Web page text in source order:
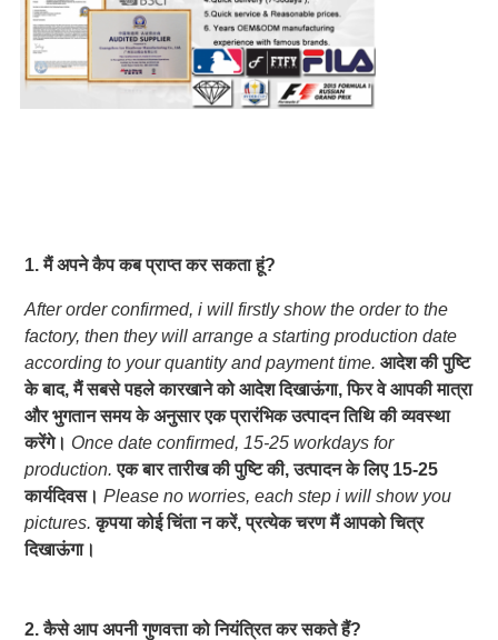
1. मैं अपने कैप कब प्राप्त कर सकता हूं?
After order confirmed, i will firstly show the order to the
factory, then they will arrange a starting production date
according to your quantity and payment time. आदेश की पुष्टि
के बाद, मैं सबसे पहले कारखाने को आदेश दिखाऊंगा, फिर वे आपकी मात्रा
और भुगतान समय के अनुसार एक प्रारंभिक उत्पादन तिथि की व्यवस्था
करेंगे। Once date confirmed, 15-25 workdays for
production. एक बार तारीख की पुष्टि की, उत्पादन के लिए 15-25
कार्यदिवस। Please no worries, each step i will show you
pictures. कृपया कोई चिंता न करें, प्रत्येक चरण मैं आपको चित्र
दिखाऊंगा।
2. कैसे आप अपनी गुणवत्ता को नियंत्रित कर सकते हैं?